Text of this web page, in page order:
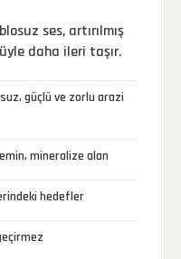
ses, artırılmış
daha ileri taşır.
güçlü ve zorlu arazi
mineralize alan
hedefler